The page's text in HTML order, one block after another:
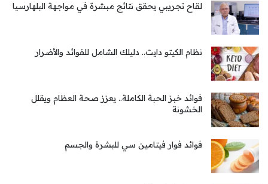
لقاح تجريبي يحقق نتائج مبشرة في مواجهة البلهارسيا
نظام الكيتو دايت.. دليلك الشامل للفوائد والأضرار
فوائد خبز الحبة الكاملة.. يعزز صحة العظام ويقلل
الخشونة
فوائد فوار فيتامين سي للبشرة والجسم